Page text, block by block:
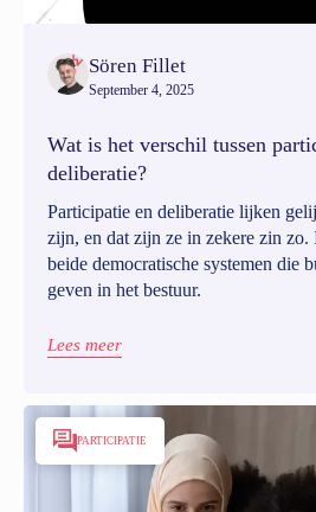
Sören Fillet
September 4, 2025
Wat is het verschil tussen
deliberatie?
Participatie en deliberatie lijken
zijn, en dat zijn ze in zekere zin zo.
beide democratische systemen die
geven in het bestuur.
Lees meer
PARTICIPATIE